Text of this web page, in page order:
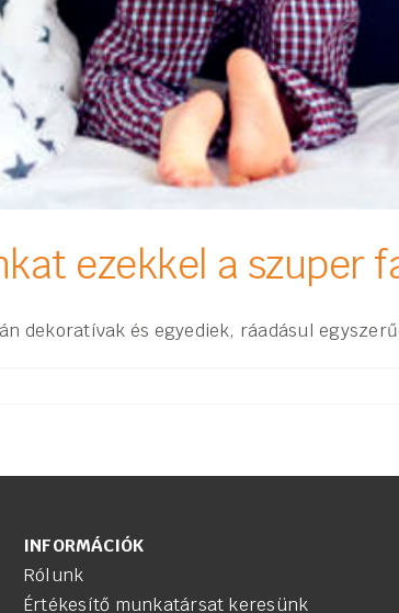
ezekkel a szuper
dekoratívak és egyediek, ráadásul
INFORMÁCIÓK
Rólunk
Értékesítő munkatársat keresünk